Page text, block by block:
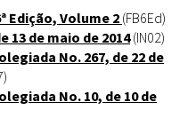
Edição, Volume 2 (FB6Ed)
13 de maio de 2014(IN02)
No. 267, de 22 de
No. 10, de 10 de